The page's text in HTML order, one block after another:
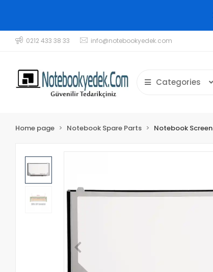
0212 433 38 33 info@notebookyedek.com
Categories
Home page Notebook Spare Parts Notebook Screen